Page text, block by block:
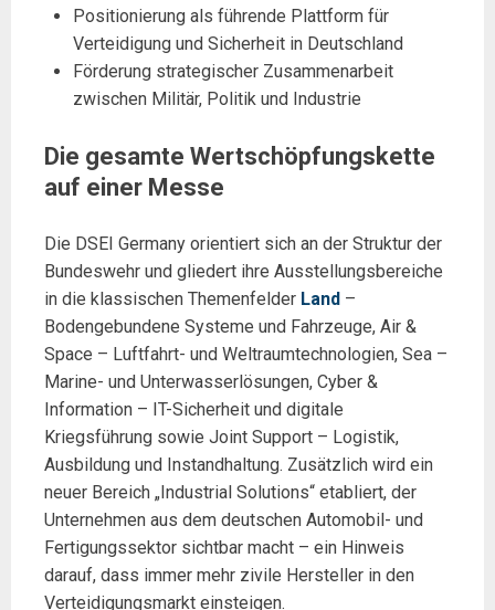
Positionierung als führende Plattform für
Verteidigung und Sicherheit in Deutschland
Förderung strategischer Zusammenarbeit
zwischen Militär, Politik und Industrie
Die gesamte Wertschöpfungskette
auf einer Messe
Die DSEI Germany orientiert sich an der Struktur der
Bundeswehr und gliedert ihre Ausstellungsbereiche
in die klassischen Themenfelder Land –
Bodengebundene Systeme und Fahrzeuge, Air &
Space – Luftfahrt- und Weltraumtechnologien, Sea –
Marine- und Unterwasserlösungen, Cyber &
Information – IT-Sicherheit und digitale
Kriegsführung sowie Joint Support – Logistik,
Ausbildung und Instandhaltung. Zusätzlich wird ein
neuer Bereich „Industrial Solutions“ etabliert, der
Unternehmen aus dem deutschen Automobil- und
Fertigungssektor sichtbar macht – ein Hinweis
darauf, dass immer mehr zivile Hersteller in den
Verteidigungsmarkt einsteigen.